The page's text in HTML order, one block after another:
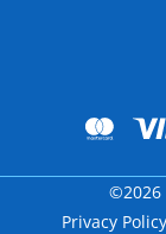
©2026
Privacy Policy